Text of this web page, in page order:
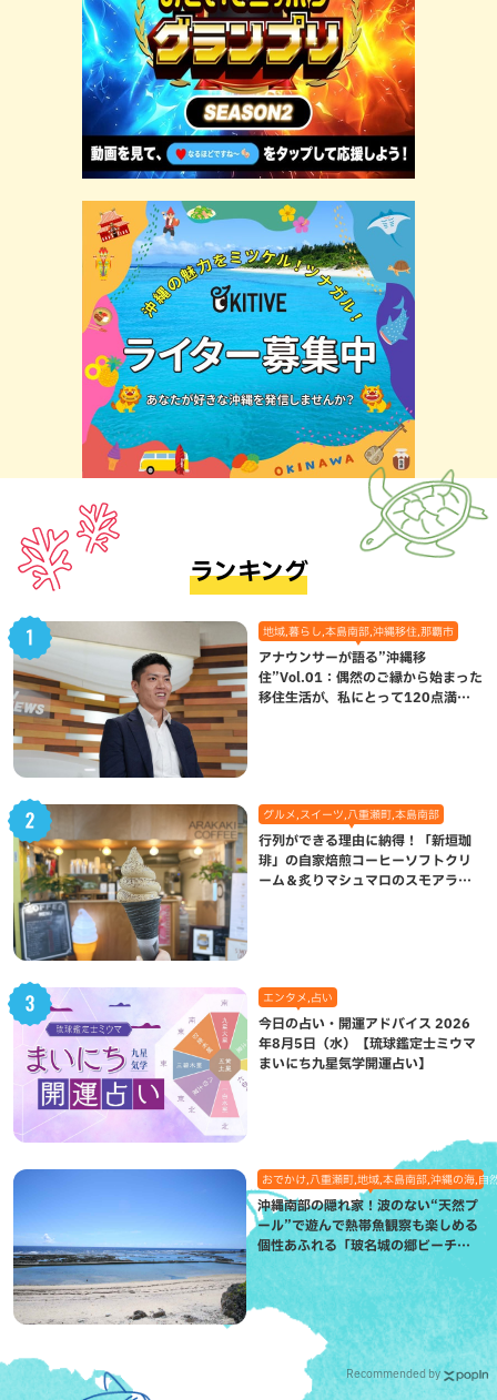
ランキング
地域,暮らし,本島南部,沖縄移住,那覇市
アナウンサーが語る”沖縄移
住”Vol.01：偶然のご縁から始まった
移住生活が、私にとって120点満点
グルメ,スイーツ,八重瀬町,本島南部
行列ができる理由に納得！「新垣珈
琲」の自家焙煎コーヒーソフトクリ
ーム＆炙りマシュマロのスモアラテ
エンタメ,占い
今日の占い・開運アドバイス 2026
年8月5日（水）【琉球鑑定士ミウマ
まいにち九星気学開運占い】
おでかけ,八重瀬町,地域,本島南部,沖縄の海,自
沖縄南部の隠れ家！波のない“天然プ
ール”で遊んで熱帯魚観察も楽しめる
個性あふれる「玻名城の郷ビーチ」
（八重瀬町）
Recommended by